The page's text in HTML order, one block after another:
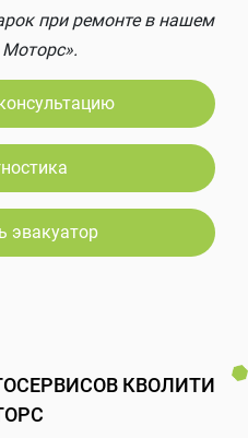
при ремонте в нашем
Моторс».
эвакуатор
КВОЛИТИ